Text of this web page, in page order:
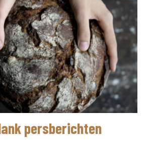
persberichten